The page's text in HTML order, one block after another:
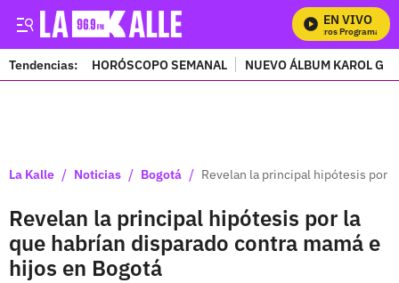
EN VIVO
Tendencias: HORÓSCOPO SEMANAL NUEVO ÁLBUM KAROL G
La Kalle / Noticias / Bogotá / Revelan la principal hipótesis por
Revelan la principal hipótesis por la
que habrían disparado contra mamá e
hijos en Bogotá